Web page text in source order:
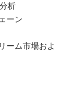
析
ーン
ーム市場およ